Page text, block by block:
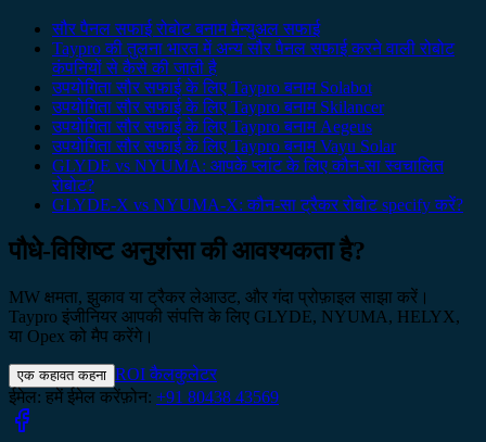
सौर पैनल सफाई रोबोट बनाम मैन्युअल सफाई
Taypro की तुलना भारत में अन्य सौर पैनल सफाई करने वाली रोबोट
कंपनियों से कैसे की जाती है
उपयोगिता सौर सफाई के लिए Taypro बनाम Solabot
उपयोगिता सौर सफाई के लिए Taypro बनाम Skilancer
उपयोगिता सौर सफाई के लिए Taypro बनाम Aegeus
उपयोगिता सौर सफाई के लिए Taypro बनाम Vayu Solar
GLYDE vs NYUMA: आपके प्लांट के लिए कौन-सा स्वचालित
रोबोट?
GLYDE-X vs NYUMA-X: कौन-सा ट्रैकर रोबोट specify करें?
पौधे-विशिष्ट अनुशंसा की आवश्यकता है?
MW क्षमता, झुकाव या ट्रैकर लेआउट, और गंदा प्रोफ़ाइल साझा करें।
Taypro इंजीनियर आपकी संपत्ति के लिए GLYDE, NYUMA, HELYX,
या Opex को मैप करेंगे।
एक कहावत कहना ROI कैलकुलेटर
ईमेल: हमें ईमेल करेंफ़ोन: +91 80438 43569